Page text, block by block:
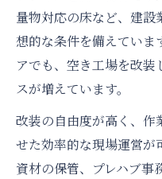
量物対応の床など、建
想的な条件を備えていま
アでも、空き工場を改
スが増えています。
改装の自由度が高く、作
せた効率的な現場運営が
資材の保管、プレハブ事